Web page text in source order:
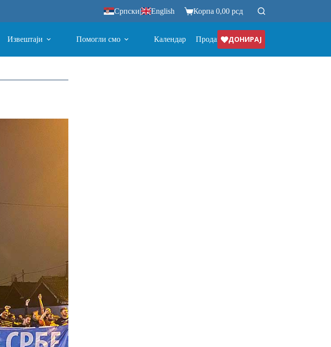
Српски| English Корпа 0,00 рсд
Извештаји Помогли смо Календар ПродавницаДОНИРАЈ